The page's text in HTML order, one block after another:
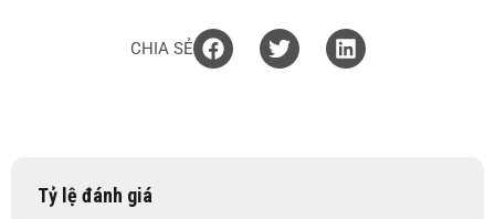
CHIA SẺ
Tỷ lệ đánh giá